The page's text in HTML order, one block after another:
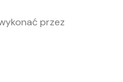
przez